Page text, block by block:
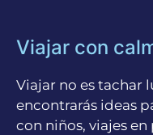
Viajar con
Viajar no es tachar
encontrarás ideas
con niños, viajes